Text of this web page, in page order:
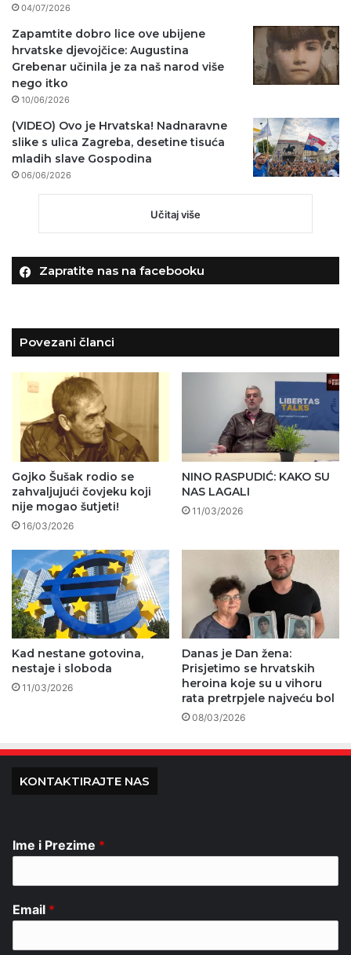
04/07/2026
Zapamtite dobro lice ove ubijene
hrvatske djevojčice: Augustina
Grebenar učinila je za naš narod više
nego itko
10/06/2026
(VIDEO) Ovo je Hrvatska! Nadnaravne
slike s ulica Zagreba, desetine tisuća
mladih slave Gospodina
06/06/2026
Učitaj više
Zapratite nas na facebooku
Povezani članci
Gojko Šušak rodio se
zahvaljujući čovjeku koji
nije mogao šutjeti!
16/03/2026
NINO RASPUDIĆ: KAKO SU
NAS LAGALI
11/03/2026
Kad nestane gotovina,
nestaje i sloboda
11/03/2026
Danas je Dan žena:
Prisjetimo se hrvatskih
heroina koje su u vihoru
rata pretrpjele najveću bol
08/03/2026
KONTAKTIRAJTE NAS
Ime i Prezime *
Email *